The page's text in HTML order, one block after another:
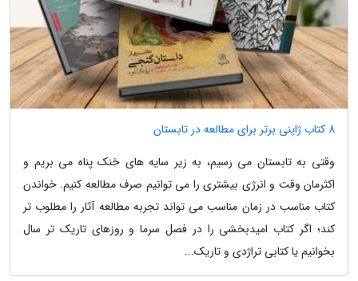
8 کتاب ژاپنی برتر برای مطالعه در تابستان
وقتی به تابستان می رسیم، به زیر سایه های خنک پناه می بریم و
اکثرمان وقت و انرژی بیشتری را می توانیم صرف مطالعه کنیم. خواندن
کتاب مناسب در زمان مناسب می تواند تجربه مطالعه آثار را مطلوب تر
کند؛ اگر کتاب امیدبخشی را در فصل سرما و روزهای تاریک تر سال
بخوانیم یا کتابی تراژدی و تاریک...